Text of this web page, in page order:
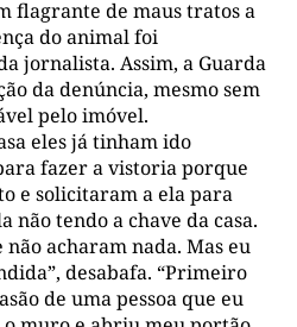
flagrante de maus tratos a
do animal foi
jornalista. Assim, a Guarda
da denúncia, mesmo sem
pelo imóvel.
eles já tinham ido
fazer a vistoria porque
e solicitaram a ela para
não tendo a chave da casa.
acharam nada. Mas eu
desabafa. “Primeiro
de uma pessoa que eu